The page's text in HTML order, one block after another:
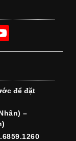
o
T
u
b
e
để đặt
–